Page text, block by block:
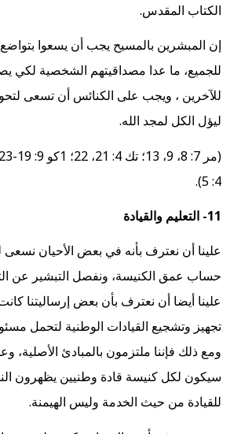
الكتاب المقدس.
إن المبشرين بالمسيح يجب أن يسعوا
للجميع، ما عدا مصداقيتهم الشخصية لكي
للآخرين ، ويجب على الكنائس أن تسعى
ليؤل الكل لمجد الله.
4: 5).
11- التعليم والقيادة
علينا أن نعترف بأنه في بعض الأحيان نسعى
حساب عمق الكنيسة، ونفصل التبشير عن
علينا أيضا أن نعترف بأن بعض إرساليتنا
تجهيز وتشجيع القيادات الوطنية لتحمل
ومع ذلك فإننا ملتزمون بالمبادئ الأصلية،
سيكون لكل كنيسة قادة وطنيين يظهرون
للقيادة من حيث الخدمة وليس الهيمنة.